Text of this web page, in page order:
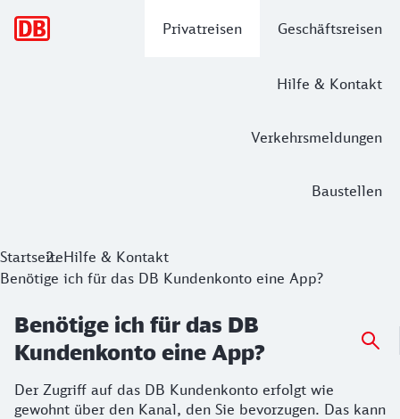
Privatreisen Geschäftsreisen
Hilfe & Kontakt
Verkehrsmeldungen
Baustellen
StartseiteHilfe & Kontakt
Benötige ich für das DB Kundenkonto eine App?
Benötige ich für das DB
Kundenkonto eine App?
Der Zugriff auf das DB Kundenkonto erfolgt wie
gewohnt über den Kanal, den Sie bevorzugen. Das kann